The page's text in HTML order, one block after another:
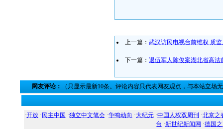
上一篇： 武汉访民电视台前维权 质
下一篇： 退伍军人陈俊案湖北省高法
网友评论： （只显示最新10条。评论内容只代表网友观点，与本站立场
·开放 · 民主中国 ·独立中文笔会 ·争鸣动向 ·大纪元 ·中国人权双周刊 ·北京之
台 ·新世纪新闻网 ·德国